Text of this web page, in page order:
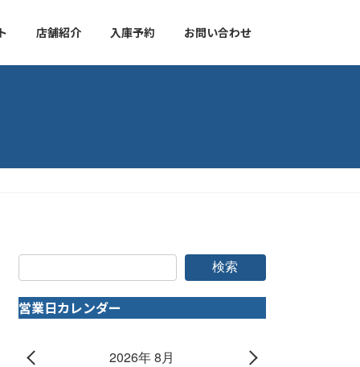
店舗紹介 入庫予約 お問い合わせ
検索
営業日カレンダー
2026年 8月